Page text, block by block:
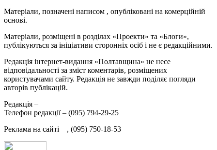
Матеріали, позначені написом , опубліковані на комерційній
основі.
Матеріали, розміщені в розділах «Проекти» та «Блоги»,
публікуються за ініціативи сторонніх осіб і не є редакційними.
Редакція інтернет-видання «Полтавщина» не несе
відповідальності за зміст коментарів, розміщених
користувачами сайту. Редакція не завжди поділяє погляди
авторів публікацій.
Редакція –
Телефон редакції – (095) 794-29-25
Реклама на сайті – , (095) 750-18-53